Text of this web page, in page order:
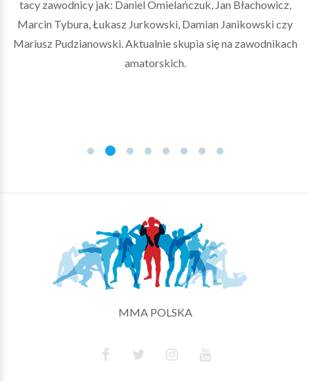
tacy zawodnicy jak: Daniel Omielańczuk, Jan Błachowicz,
Marcin Tybura, Łukasz Jurkowski, Damian Janikowski czy
Mariusz Pudzianowski. Aktualnie skupia się na zawodnikach
amatorskich.
MMA POLSKA